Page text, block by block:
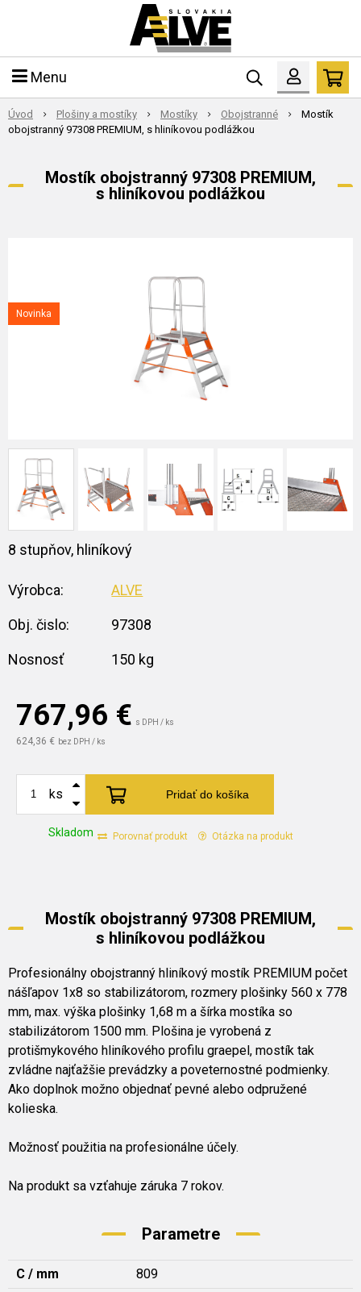
Menu
Úvod Plošiny a mostíky Mostíky Obojstranné
Mostík
obojstranný 97308 PREMIUM, s hliníkovou podlážkou
Mostík obojstranný 97308 PREMIUM,
s hliníkovou podlážkou
Novinka
767,96 € s DPH / ks
624,36 € bez DPH / ks
Skladom
ks Pridať do košíka
Porovnať produkt Otázka na produkt
8 stupňov, hliníkový
Výrobca: ALVE
Obj. čislo: 97308
Nosnosť 150 kg
Mostík obojstranný 97308 PREMIUM,
s hliníkovou podlážkou
Profesionálny obojstranný hliníkový mostík PREMIUM počet
nášľapov 1x8 so stabilizátorom, rozmery plošinky 560 x 778
mm, max. výška plošinky 1,68 m a šírka mostíka so
stabilizátorom 1500 mm. Plošina je vyrobená z
protišmykového hliníkového profilu graepel, mostík tak
zvládne najťažšie prevádzky a poveternostné podmienky.
Ako doplnok možno objednať pevné alebo odpružené
kolieska.
Možnosť použitia na profesionálne účely.
Na produkt sa vzťahuje záruka 7 rokov.
Parametre
C / mm
809